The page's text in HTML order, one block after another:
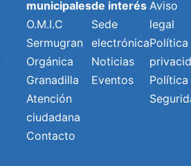
municipales
O.M.I.C
Sermugran
Orgánica
Granadilla
Atención
ciudadana
Contacto
de interés
Sede
electrónica
Noticias
Eventos
Aviso
legal
Política
Política